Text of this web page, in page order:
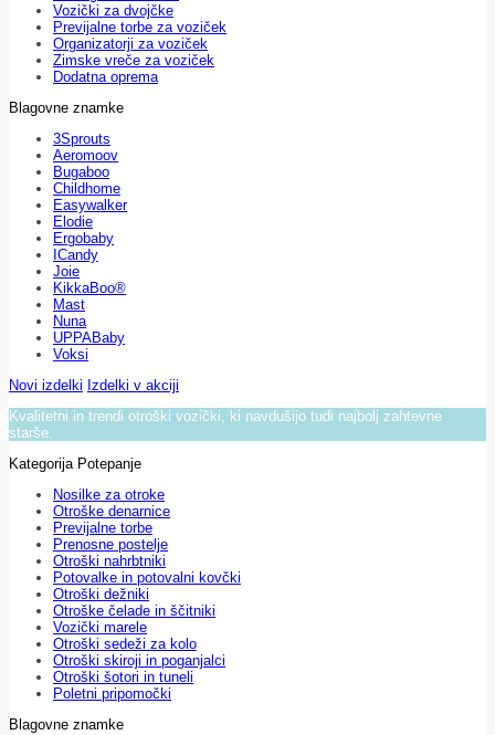
Vozički za dvojčke
Previjalne torbe za voziček
Organizatorji za voziček
Zimske vreče za voziček
Dodatna oprema
Blagovne znamke
3Sprouts
Aeromoov
Bugaboo
Childhome
Easywalker
Elodie
Ergobaby
ICandy
Joie
KikkaBoo®
Mast
Nuna
UPPABaby
Voksi
Novi izdelki Izdelki v akciji
Kvalitetni in trendi otroški vozički, ki navdušijo tudi najbolj zahtevne
starše.
Kategorija Potepanje
Nosilke za otroke
Otroške denarnice
Previjalne torbe
Prenosne postelje
Otroški nahrbtniki
Potovalke in potovalni kovčki
Otroški dežniki
Otroške čelade in ščitniki
Vozički marele
Otroški sedeži za kolo
Otroški skiroji in poganjalci
Otroški šotori in tuneli
Poletni pripomočki
Blagovne znamke